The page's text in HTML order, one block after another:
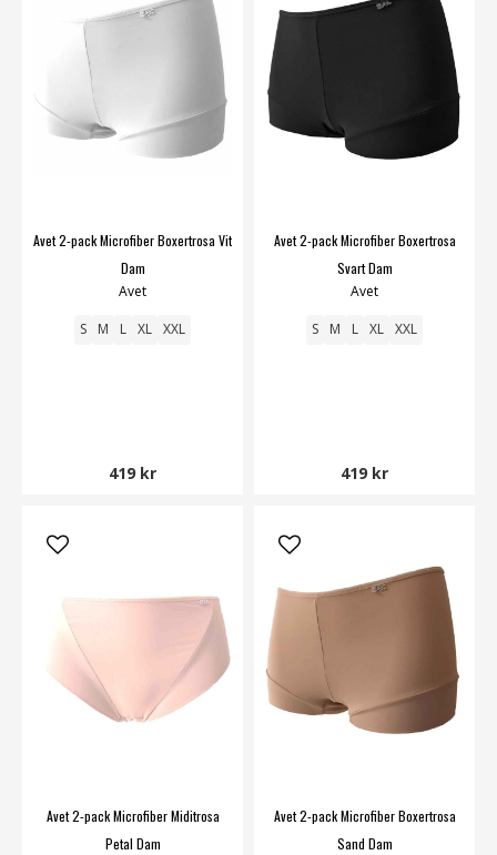
Avet 2-pack Microfiber Boxertrosa Vit
Dam
Avet
S M L XL XXL
419 kr
Avet 2-pack Microfiber Boxertrosa
Svart Dam
Avet
S M L XL XXL
419 kr
Avet 2-pack Microfiber Miditrosa
Petal Dam
Avet 2-pack Microfiber Boxertrosa
Sand Dam